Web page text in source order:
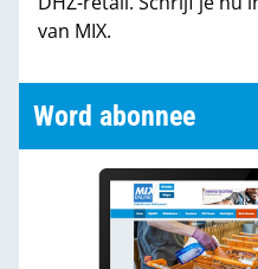
van MIX.
Word abonnee